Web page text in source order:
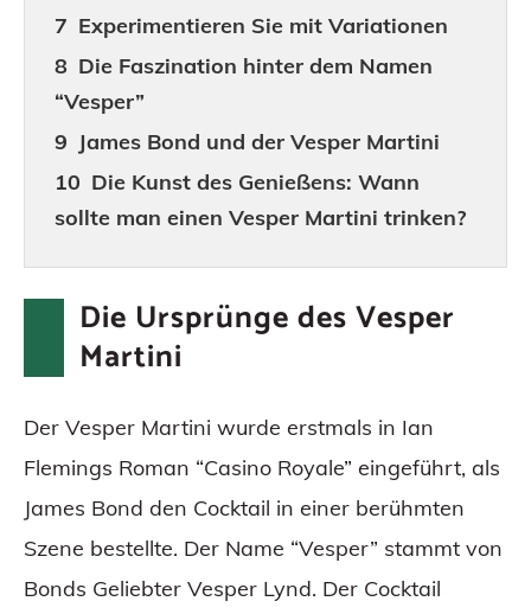
Experimentieren Sie mit Variationen
Die Faszination hinter dem Namen
“Vesper”
James Bond und der Vesper Martini
Die Kunst des Genießens: Wann
sollte man einen Vesper Martini trinken?
Geselligkeit und Vesper Martini: Eine
perfekte Kombination
Fazit
Häufig gestellte Fragen:
Die Ursprünge des Vesper
Martini
Der Vesper Martini wurde erstmals in Ian
Flemings Roman “Casino Royale” eingeführt, als
James Bond den Cocktail in einer berühmten
Szene bestellte. Der Name “Vesper” stammt von
Bonds Geliebter Vesper Lynd. Der Cocktail